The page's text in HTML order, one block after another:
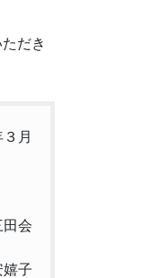
だき
月
田会
子